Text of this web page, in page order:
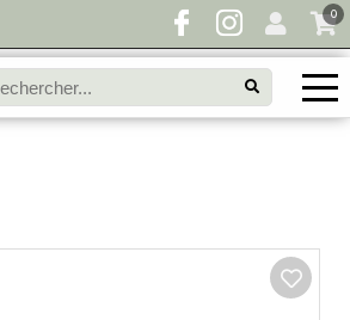
0
de disponibilité, remplissez